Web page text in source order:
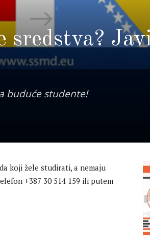
sredstva?
buduće studente!
koji žele studirati, a nemaju
+387 30 514 159 ili putem